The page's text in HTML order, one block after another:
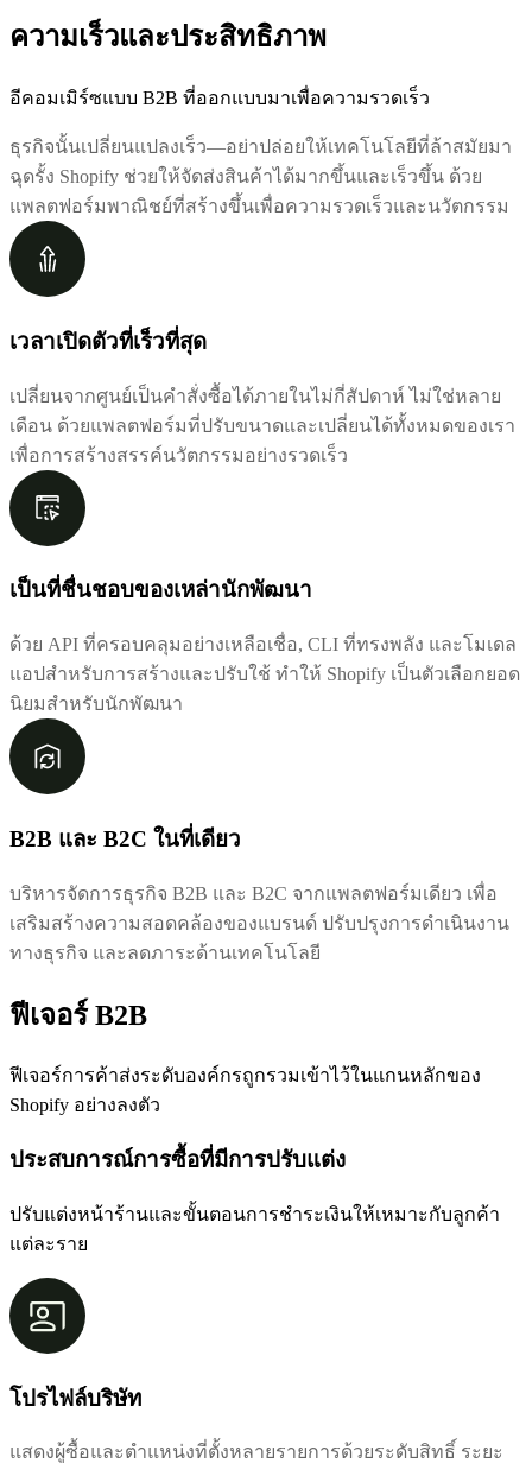
ความเร็วและประสิทธิภาพ
อีคอมเมิร์ซแบบ B2B ที่ออกแบบมาเพื่อความรวดเร็ว
ธุรกิจนั้นเปลี่ยนแปลงเร็ว—อย่าปล่อยให้เทคโนโลยีที่ล้าสมัยมา
ฉุดรั้ง Shopify ช่วยให้จัดส่งสินค้าได้มากขึ้นและเร็วขึ้น ด้วย
แพลตฟอร์มพาณิชย์ที่สร้างขึ้นเพื่อความรวดเร็วและนวัตกรรม
เวลาเปิดตัวที่เร็วที่สุด
เปลี่ยนจากศูนย์เป็นคำสั่งซื้อได้ภายในไม่กี่สัปดาห์ ไม่ใช่หลาย
เดือน ด้วยแพลตฟอร์มที่ปรับขนาดและเปลี่ยนได้ทั้งหมดของเรา
เพื่อการสร้างสรรค์นวัตกรรมอย่างรวดเร็ว
เป็นที่ชื่นชอบของเหล่านักพัฒนา
ด้วย API ที่ครอบคลุมอย่างเหลือเชื่อ, CLI ที่ทรงพลัง และโมเดล
แอปสำหรับการสร้างและปรับใช้ ทำให้ Shopify เป็นตัวเลือกยอด
นิยมสำหรับนักพัฒนา
B2B และ B2C ในที่เดียว
บริหารจัดการธุรกิจ B2B และ B2C จากแพลตฟอร์มเดียว เพื่อ
เสริมสร้างความสอดคล้องของแบรนด์ ปรับปรุงการดำเนินงาน
ทางธุรกิจ และลดภาระด้านเทคโนโลยี
ฟีเจอร์ B2B
ฟีเจอร์การค้าส่งระดับองค์กรถูกรวมเข้าไว้ในแกนหลักของ
Shopify อย่างลงตัว
ประสบการณ์การซื้อที่มีการปรับแต่ง
ปรับแต่งหน้าร้านและขั้นตอนการชำระเงินให้เหมาะกับลูกค้า
แต่ละราย
โปรไฟล์บริษัท
แสดงผู้ซื้อและตำแหน่งที่ตั้งหลายรายการด้วยระดับสิทธิ์ ระยะ